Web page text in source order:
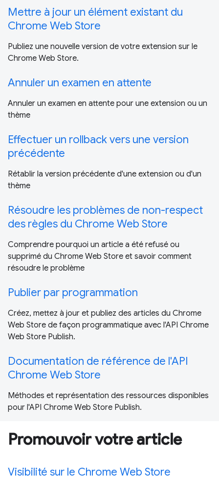
Mettre à jour un élément existant du
Chrome Web Store
Publiez une nouvelle version de votre extension sur le
Chrome Web Store.
Annuler un examen en attente
Annuler un examen en attente pour une extension ou un
thème
Effectuer un rollback vers une version
précédente
Rétablir la version précédente d'une extension ou d'un
thème
Résoudre les problèmes de non-respect
des règles du Chrome Web Store
Comprendre pourquoi un article a été refusé ou
supprimé du Chrome Web Store et savoir comment
résoudre le problème
Publier par programmation
Créez, mettez à jour et publiez des articles du Chrome
Web Store de façon programmatique avec l'API Chrome
Web Store Publish.
Documentation de référence de l'API
Chrome Web Store
Méthodes et représentation des ressources disponibles
pour l'API Chrome Web Store Publish.
Promouvoir votre article
Visibilité sur le Chrome Web Store